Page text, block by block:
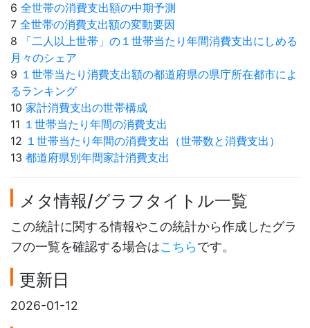
6 全世帯の消費支出額の中期予測
7 全世帯の消費支出額の変動要因
8
「二人以上世帯」の１世帯当たり年間消費支出にしめる
月々のシェア
9 １世帯当たり消費支出額の都道府県の県庁所在都市によ
るランキング
10 家計消費支出の世帯構成
11 １世帯当たり年間の消費支出
12 １世帯当たり年間の消費支出（世帯数と消費支出）
13 都道府県別年間家計消費支出
メタ情報/グラフタイトル一覧
この統計に関する情報やこの統計から作成したグラ
フの一覧を確認する場合はこちらです。
更新日
2026-01-12